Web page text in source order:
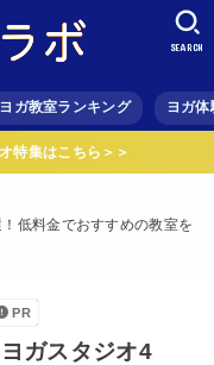
ガ教室ランキング ヨガ体
SEARCH
特集はこちら＞＞
低料金でおすすめの教室を
PR
ガスタジオ4